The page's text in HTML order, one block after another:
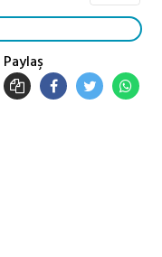
Paylaş